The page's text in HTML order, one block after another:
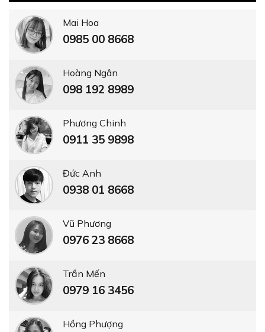
Mai Hoa
0985 00 8668
Hoàng Ngân
098 192 8989
Phương Chinh
0911 35 9898
Đức Anh
0938 01 8668
Vũ Phương
0976 23 8668
Trần Mến
0979 16 3456
Hồng Phượng